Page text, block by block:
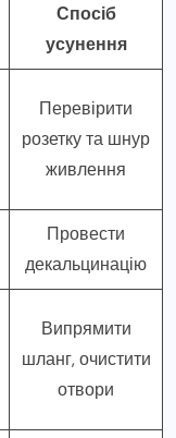
Спосіб
усунення
Перевірити
розетку та шнур
живлення
Провести
декальцинацію
Випрямити
шланг, очистити
отвори